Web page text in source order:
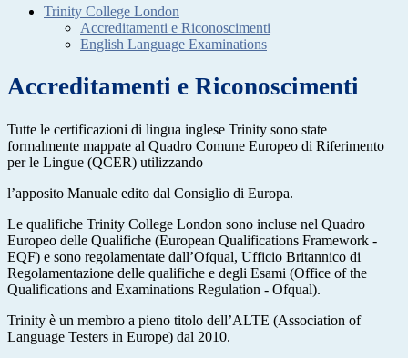
Trinity College London
Accreditamenti e Riconoscimenti
English Language Examinations
Accreditamenti e Riconoscimenti
Tutte le certificazioni di lingua inglese Trinity sono state
formalmente mappate al Quadro Comune Europeo di Riferimento
per le Lingue (QCER) utilizzando
l’apposito Manuale edito dal Consiglio di Europa.
Le qualifiche Trinity College London sono incluse nel Quadro
Europeo delle Qualifiche (European Qualifications Framework -
EQF) e sono regolamentate dall’Ofqual, Ufficio Britannico di
Regolamentazione delle qualifiche e degli Esami (Office of the
Qualifications and Examinations Regulation - Ofqual).
Trinity è un membro a pieno titolo dell’ALTE (Association of
Language Testers in Europe) dal 2010.